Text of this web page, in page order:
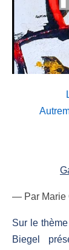
— Par Marie
Sur le
Biegel